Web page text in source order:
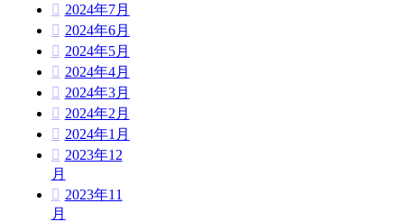
2024年7月
2024年6月
2024年5月
2024年4月
2024年3月
2024年2月
2024年1月
2023年12
月
2023年11
月